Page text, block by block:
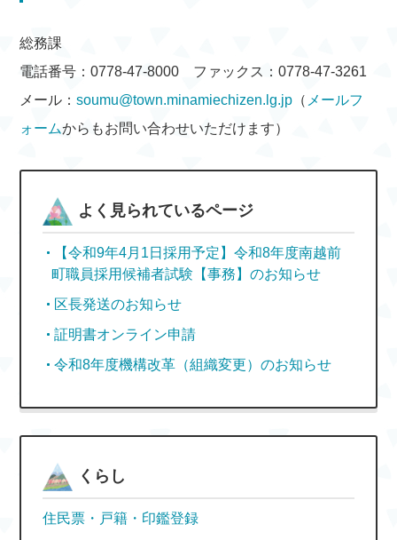
総務課
電話番号：0778-47-8000 ファックス：0778-47-3261
メール：soumu@town.minamiechizen.lg.jp （ メールフ
ォームからもお問い合わせいただけます）
よく見られているページ
【令和9年4月1日採用予定】令和8年度南越前
町職員採用候補者試験【事務】のお知らせ
区長発送のお知らせ
証明書オンライン申請
令和8年度機構改革（組織変更）のお知らせ
くらし
住民票・戸籍・印鑑登録